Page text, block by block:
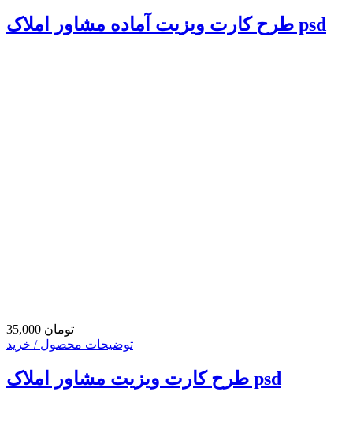
طرح کارت ویزیت آماده مشاور املاک psd
35,000 تومان
توضیحات محصول / خرید
طرح کارت ویزیت مشاور املاک psd